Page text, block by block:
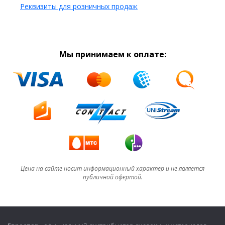
Реквизиты для розничных продаж
Мы принимаем к оплате:
Цена на сайте носит информационный характер и не является
публичной офертой.